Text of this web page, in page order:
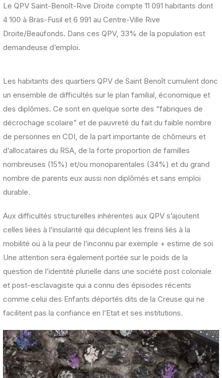
Le QPV Saint-Benoît-Rive Droite compte 11 091 habitants dont
4 100 à Bras-Fusil et 6 991 au Centre-Ville Rive
Droite/Beaufonds. Dans ces QPV, 33% de la population est
demandeuse d’emploi.
Les habitants des quartiers QPV de Saint Benoît cumulent donc
un ensemble de difficultés sur le plan familial, économique et
des diplômes. Ce sont en quelque sorte des “fabriques de
décrochage scolaire” et de pauvreté du fait du faible nombre
de personnes en CDI, de la part importante de chômeurs et
d’allocataires du RSA, de la forte proportion de familles
nombreuses (15%) et/ou monoparentales (34%) et du grand
nombre de parents eux aussi non diplômés et sans emploi
durable.
Aux difficultés structurelles inhérentes aux QPV s’ajoutent
celles liées à l’insularité qui décuplent les freins liés à la
mobilité ou à la peur de l’inconnu par exemple + estime de soi
Une attention sera également portée sur le poids de la
question de l’identité plurielle dans une société post coloniale
et post-esclavagiste qui a connu des épisodes récents
comme celui des Enfants déportés dits de la Creuse qui ne
facilitent pas la confiance en l’Etat et ses institutions.